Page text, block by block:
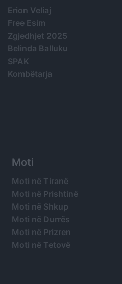
Erion Veliaj
Free Esim
Zgjedhjet 2025
Belinda Balluku
SPAK
Kombëtarja
Moti
Moti në Tiranë
Moti në Prishtinë
Moti në Shkup
Moti në Durrës
Moti në Prizren
Moti në Tetovë